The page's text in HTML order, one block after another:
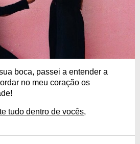
boca, passei a entender a
no meu coração os
tudo dentro de vocês,